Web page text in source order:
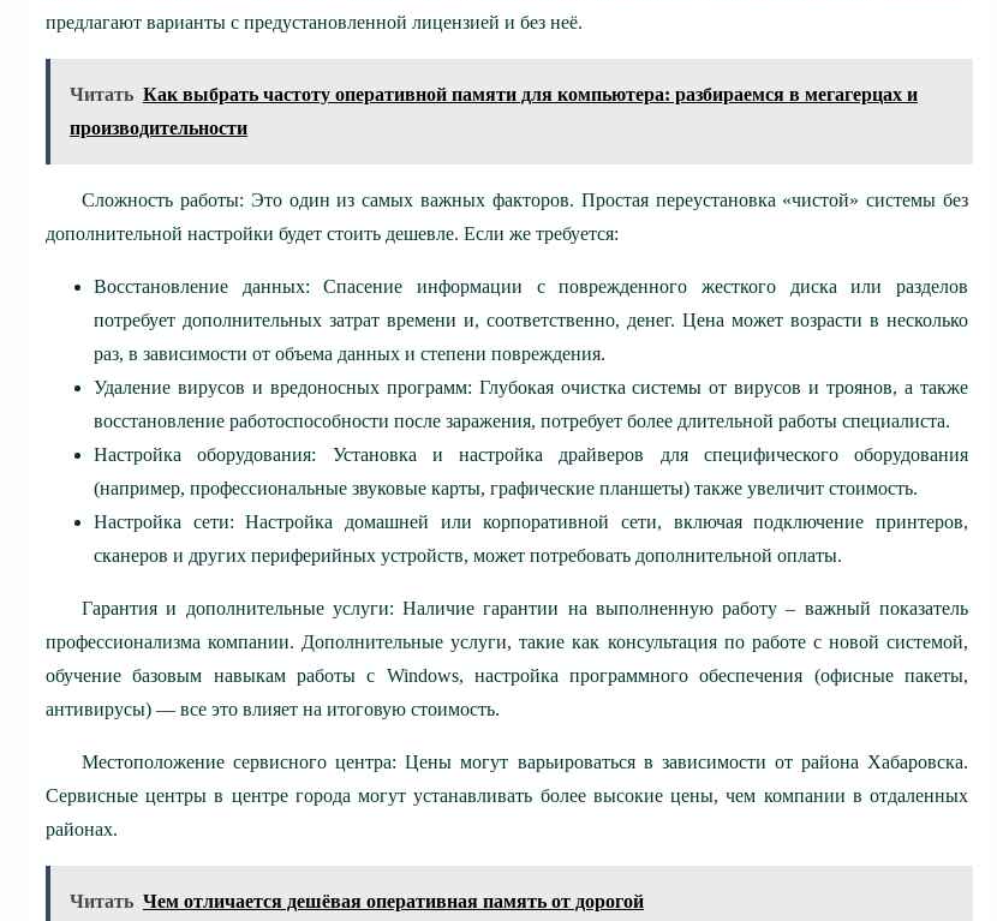
предлагают варианты с предустановленной лицензией и без неё.
Читать Как выбрать частоту оперативной памяти для компьютера: разбираемся в мегагерцах и
производительности
Сложность работы: Это один из самых важных факторов. Простая переустановка «чистой» системы без
дополнительной настройки будет стоить дешевле. Если же требуется:
Восстановление данных: Спасение информации с поврежденного жесткого диска или разделов
потребует дополнительных затрат времени и, соответственно, денег. Цена может возрасти в несколько
раз, в зависимости от объема данных и степени повреждения.
Удаление вирусов и вредоносных программ: Глубокая очистка системы от вирусов и троянов, а также
восстановление работоспособности после заражения, потребует более длительной работы специалиста.
Настройка оборудования: Установка и настройка драйверов для специфического оборудования
(например, профессиональные звуковые карты, графические планшеты) также увеличит стоимость.
Настройка сети: Настройка домашней или корпоративной сети, включая подключение принтеров,
сканеров и других периферийных устройств, может потребовать дополнительной оплаты.
Гарантия и дополнительные услуги: Наличие гарантии на выполненную работу – важный показатель
профессионализма компании. Дополнительные услуги, такие как консультация по работе с новой системой,
обучение базовым навыкам работы с Windows, настройка программного обеспечения (офисные пакеты,
антивирусы) — все это влияет на итоговую стоимость.
Местоположение сервисного центра: Цены могут варьироваться в зависимости от района Хабаровска.
Сервисные центры в центре города могут устанавливать более высокие цены, чем компании в отдаленных
районах.
Читать Чем отличается дешёвая оперативная память от дорогой